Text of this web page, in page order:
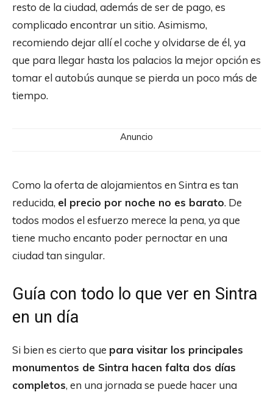
resto de la ciudad, además de ser de pago, es
complicado encontrar un sitio. Asimismo,
recomiendo dejar allí el coche y olvidarse de él, ya
que para llegar hasta los palacios la mejor opción es
tomar el autobús aunque se pierda un poco más de
tiempo.
Anuncio
Como la oferta de alojamientos en Sintra es tan
reducida, el precio por noche no es barato. De
todos modos el esfuerzo merece la pena, ya que
tiene mucho encanto poder pernoctar en una
ciudad tan singular.
Guía con todo lo que ver en Sintra
en un día
Si bien es cierto que para visitar los principales
monumentos de Sintra hacen falta dos días
completos, en una jornada se puede hacer una